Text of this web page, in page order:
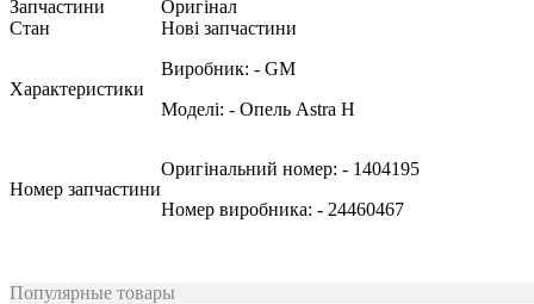
Запчастини
Оригінал
Стан
Нові запчастини
Характеристики
Виробник: - GM
Моделі: - Опель Astra H
Номер запчастини
Оригінальний номер: - 1404195
Номер виробника: - 24460467
Популярные товары